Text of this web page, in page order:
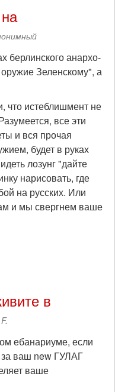
берлинского анархо-
Зеленскому", а
что истеблишмент не
все эти
и вся прочая
будет в руках
лозунг "дайте
нарисовать, где
на русских. Или
и мы свергнем ваше
в
ебанариуме, если
ваш new ГУЛАГ
ваше